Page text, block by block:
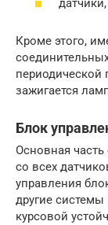
Кроме этого,
периодической
зажигается
Блок
Основная
со всех
управления
другие
курсовой